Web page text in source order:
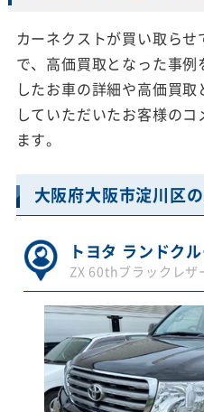
カーネクストが買い取ら
で、高価買取となった事
したお車の詳細や高価買
していただいたお客様の
ます。
大阪府大阪市淀川区
トヨタ ランドク
ZX 60thブラックレザ